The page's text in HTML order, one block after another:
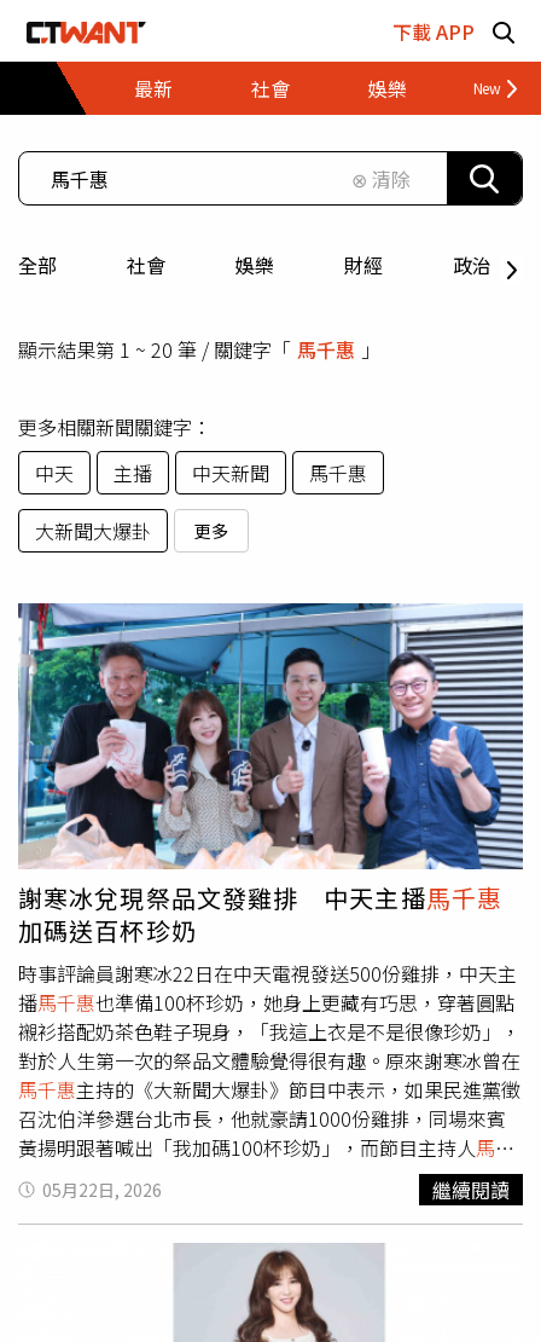
下載 APP
最新
社會 娛樂 財經
⊗ 清除
全部 社會 娛樂 財經 政治
顯示結果第 1 ~ 20 筆 / 關鍵字「 馬千惠 」
更多相關新聞關鍵字：
中天
主播 中天新聞
馬千惠
大新聞大爆卦
更多
謝寒冰兌現祭品文發雞排 中天主播馬千惠
加碼送百杯珍奶
時事評論員謝寒冰22日在中天電視發送500份雞排，中天主
播馬千惠也準備100杯珍奶，她身上更藏有巧思，穿著圓點
襯衫搭配奶茶色鞋子現身，「我這上衣是不是很像珍奶」，
對於人生第一次的祭品文體驗覺得很有趣。原來謝寒冰曾在
馬千惠主持的《大新聞大爆卦》節目中表示，如果民進黨徵
召沈伯洋參選台北市長，他就豪請1000份雞排，同場來賓
黃揚明跟著喊出「我加碼100杯珍奶」，而節目主持人馬千
惠 也被眾人拱著加碼，「當時真的覺得不太可能是他，所以
沒有多想就上車，單純只是好玩」，結果一出爐，馬千惠也
說到做到掏腰包訂了100杯珍奶。黃揚明因有事無法到場，
以「寄杯」方式請中天代發，而台北市議員詹為元及歷史哥
也各準備100杯珍奶發送給現場民眾。這場「祭品文賭注」
是在去年底，因民進黨遲遲未公布參選台北市長的人選，隨
05月22日, 2026 繼續閱讀